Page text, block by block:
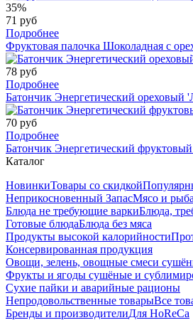
35%
71 руб
Подробнее
Фруктовая палочка Шоколадная с
78 руб
Подробнее
Батончик Энергетический ореховый
70 руб
Подробнее
Батончик Энергетический
Каталог
НовинкиТовары со скидкой
Неприкосновенный ЗапасМясо и рыба
Блюда не требующие варкиБлюда,
Готовые блюдаБлюда без мяса
Продукты высокой калорийности
Консервированная продукция
Овощи, зелень, овощные смеси
Фрукты и ягоды сушёные и
Сухие пайки и аварийные рационы
Непродовольственные товарыВсе
Бренды и производителиДля HoReCa